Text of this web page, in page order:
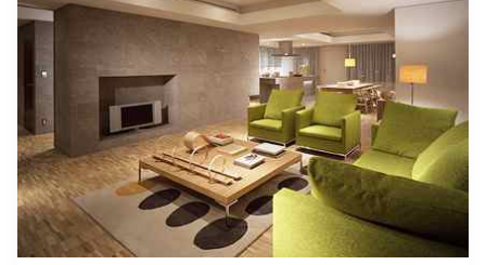
資料、あふれる映像と立体
造形を駆使し、作品の魅力
を余すことなく伝える展示
会
ンシ）たちが織りなす幻想
的な舞の情景を、展望台な
らではの特別な演出で描き
出します。
サングラスは真夏
のマジックアイテ
ム！——地曳いく
子のおしゃれメソ
ッド113
多様なセクターの
ハブとなり、社会
課題解決に向けた
共創を促す——
Glass Rock共創コ
ーディネーター 小
菅隆太に聞く
好奇心と離陸する
夏。——藤原ヒロ
シの連載
「INSTANT
FLOW」#67
「痛みを感じた時
に流す汗」がつな
ぐもの——リー・
キット 千葉正也 to
sweat 流汗＠シュ
ウゴアーツ（〜
8/22）
暑さを吹き飛ばすホテルのテラスへ。発酵グリ
ルと南仏ディナーで楽しむ大人の夏時間
ビアガーデンやセミビュッフェなどサマーテラスプラン